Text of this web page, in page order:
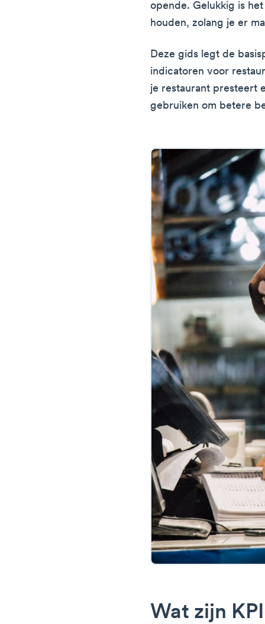
opende. Gelukkig is
houden, zolang je er
Deze gids legt de
indicatoren voor
je restaurant presteert
gebruiken om betere
Wat zijn